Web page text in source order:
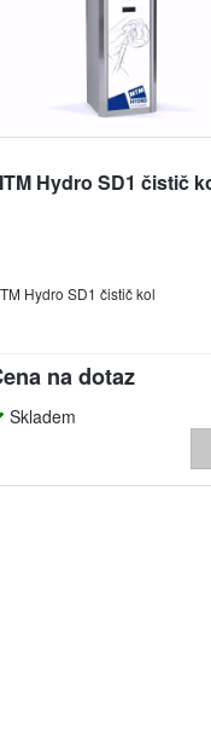
Hydro SD1 čistič
Hydro SD1 čistič kol
na dotaz
Skladem